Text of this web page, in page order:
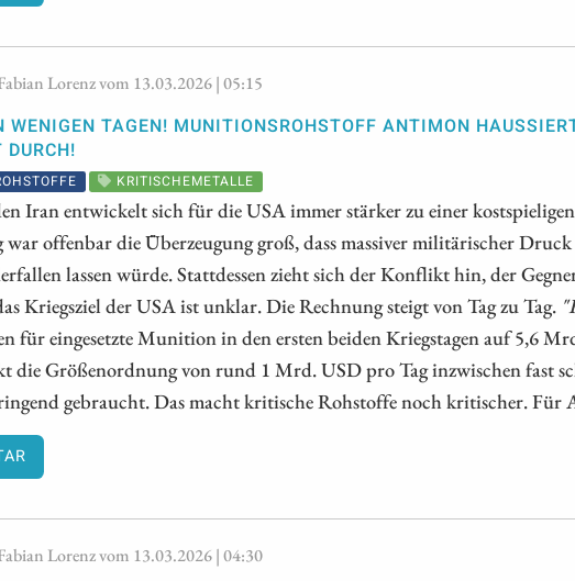
Lorenz vom 13.03.2026 | 05:15
WENIGEN TAGEN! MUNITIONSROHSTOFF ANTIMON
KRITISCHEMETALLE
Iran entwickelt sich für die USA immer stärker zu einer
offenbar die Überzeugung groß, dass massiver militärischer Druck
lassen würde. Stattdessen zieht sich der Konflikt hin, der
Kriegsziel der USA ist unklar. Die Rechnung steigt von Tag zu Tag.
für eingesetzte Munition in den ersten beiden Kriegstagen auf 5,6
Größenordnung von rund 1 Mrd. USD pro Tag inzwischen fast
gebraucht. Das macht kritische Rohstoffe noch kritischer. Für
Lorenz vom 13.03.2026 | 04:30